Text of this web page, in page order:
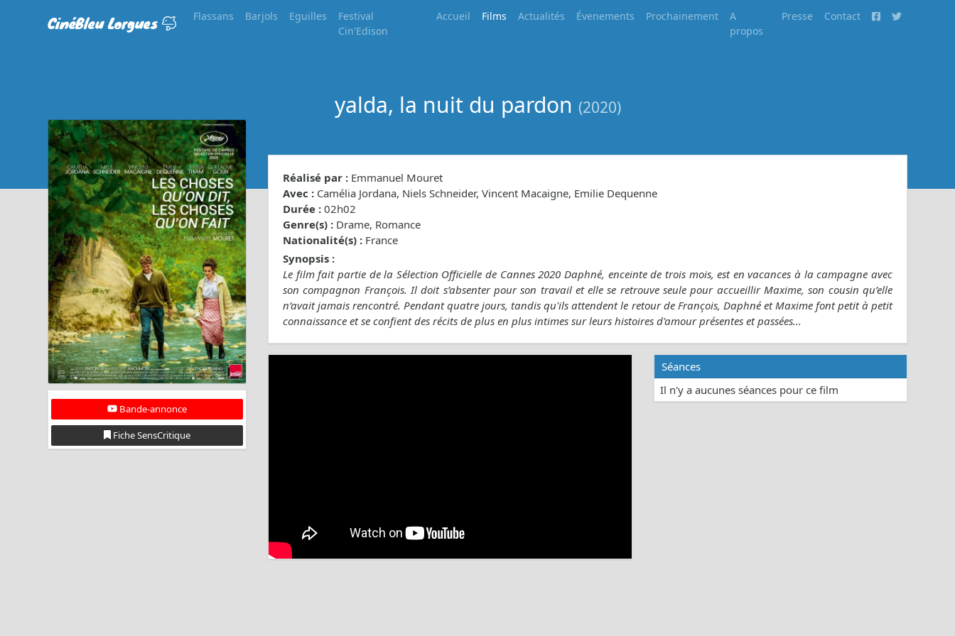
CinéBleu Lorgues Flassans Barjols Eguilles
Festival
Cin'Edison
Accueil Films Actualités Évenements Prochainement
A
propos
Presse Contact
yalda, la nuit du pardon (2020)
Bande-annonce
Fiche SensCritique
Réalisé par : Emmanuel Mouret
Avec : Camélia Jordana, Niels Schneider, Vincent Macaigne, Emilie Dequenne
Durée : 02h02
Genre(s) : Drame, Romance
Nationalité(s) : France
Synopsis :
Le film fait partie de la Sélection Officielle de Cannes 2020 Daphné, enceinte de trois mois, est en vacances à la campagne avec
son compagnon François. Il doit s’absenter pour son travail et elle se retrouve seule pour accueillir Maxime, son cousin qu’elle
n’avait jamais rencontré. Pendant quatre jours, tandis qu'ils attendent le retour de François, Daphné et Maxime font petit à petit
connaissance et se confient des récits de plus en plus intimes sur leurs histoires d'amour présentes et passées...
Séances
Il n'y a aucunes séances pour ce film